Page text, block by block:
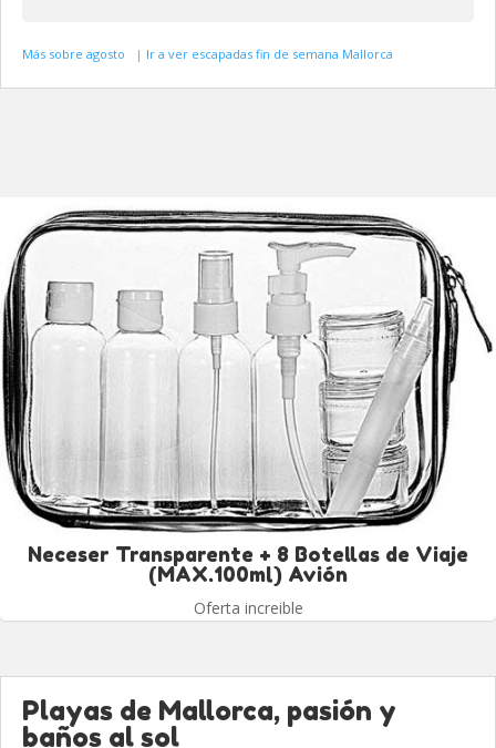
Más sobre agosto | Ir a ver escapadas fin de semana Mallorca
Neceser Transparente + 8 Botellas de Viaje
(MAX.100ml) Avión
Oferta increible
Playas de Mallorca, pasión y
baños al sol